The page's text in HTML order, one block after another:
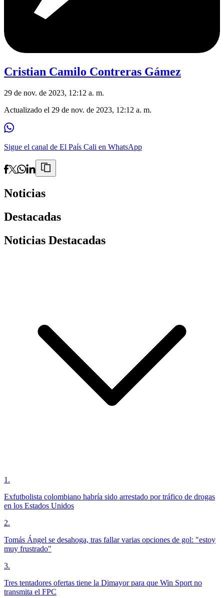
Cristian Camilo Contreras Gámez
29 de nov. de 2023, 12:12 a. m.
Actualizado el 29 de nov. de 2023, 12:12 a. m.
Sigue el canal de El País Cali en WhatsApp
Noticias
Destacadas
Noticias Destacadas
1 .
Exfutbolista colombiano habría sido arrestado por tráfico de drogas
en los Estados Unidos
2.
Tomás Ángel se desahoga, tras fallar varias opciones de gol: "estoy
muy frustrado"
3.
Tres tentadores ofertas tiene la Dimayor para que Win Sport no
transmita el FPC